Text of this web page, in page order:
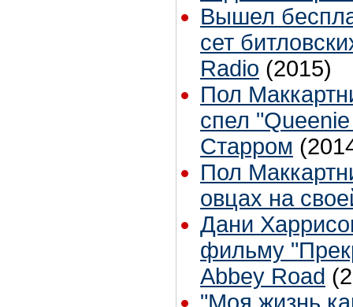
Вышел
сет
Radio (2015)
Пол
спел
Старром
Пол
овцах на
Дани
фильму
Abbey Road